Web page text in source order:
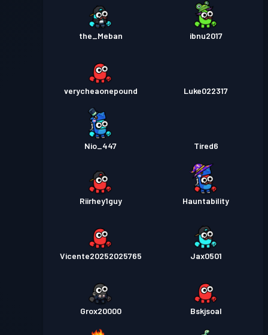
the_Meban ibnu2017
verycheaonepound Luke022317
Nio_447 Tired6
Riirhey1guy Hauntability
Vicente20252025765 Jax0501
Grox20000 Bskjsoal